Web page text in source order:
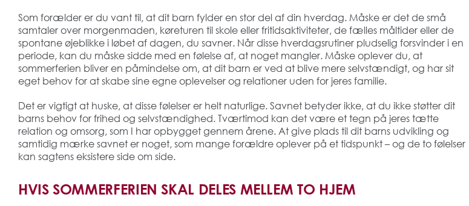
Som forælder er du vant til, at dit barn fylder en stor del af din hverdag. Måske er det de små
samtaler over morgenmaden, køreturen til skole eller fritidsaktiviteter, de fælles måltider eller de
spontane øjeblikke i løbet af dagen, du savner. Når disse hverdagsrutiner pludselig forsvinder i en
periode, kan du måske sidde med en følelse af, at noget mangler. Måske oplever du, at
sommerferien bliver en påmindelse om, at dit barn er ved at blive mere selvstændigt, og har sit
eget behov for at skabe sine egne oplevelser og relationer uden for jeres familie.
Det er vigtigt at huske, at disse følelser er helt naturlige. Savnet betyder ikke, at du ikke støtter dit
barns behov for frihed og selvstændighed. Tværtimod kan det være et tegn på jeres tætte
relation og omsorg, som I har opbygget gennem årene. At give plads til dit barns udvikling og
samtidig mærke savnet er noget, som mange forældre oplever på et tidspunkt – og de to følelser
kan sagtens eksistere side om side.
HVIS SOMMERFERIEN SKAL DELES MELLEM TO HJEM